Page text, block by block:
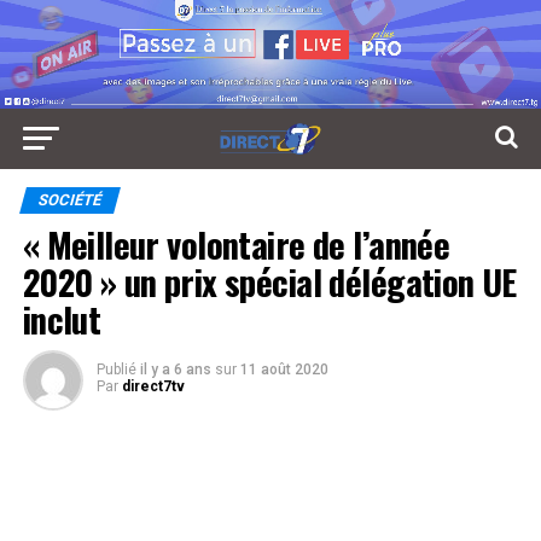
SOCIÉTÉ
« Meilleur volontaire de l’année
2020 » un prix spécial délégation UE
inclut
Publié il y a 6 ans sur 11 août 2020
Par direct7tv